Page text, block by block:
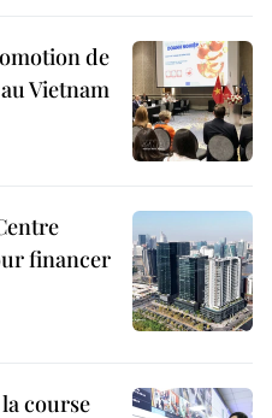
de
Vietnam
financer
course